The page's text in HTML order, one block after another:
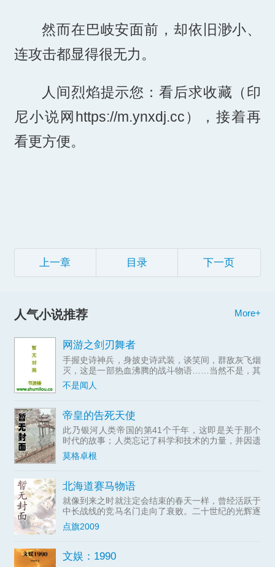
然而在巴岐安面前，却依旧渺小、
连攻击都显得很无力。
人间烈焰提示您：看后求收藏（印
尼小说网https://m.ynxdj.cc），接着再
看更方便。
上一章 目录 下一页
人气小说推荐 More+
网游之剑刃舞者
手握史诗神兵，身披史诗武装，谈笑间，群敌灰飞烟
灭，这是一部热血沸腾的战斗物语……当然不是，其
实只是个讲述一个不断推倒萌妹子的男人一路开挂的
故事——主角光环万岁！
不是闻人
帝皇的告死天使
此乃银河人类帝国的第41个千年，这即是关于那个
时代的故事；人类忘记了科学和技术的力量，并因遗
忘得太多而永远无法重拾它们。人类也忘记了进步与
理解的诺言，因为这残酷而黑暗的未来只有战争。群
莫格卓根
北海道赛马物语
就像到来之时就注定会结束的春天一样，曾经活跃于
中长战线的竞马名门走向了衰败。二十世纪的光辉逐
渐淡去，...
点旗2009
文娱：1990